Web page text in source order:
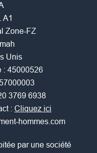
A1
Zone-FZ
Unis
: 45000526
3769 6938
: Cliquez ici
hommes.com
par une société